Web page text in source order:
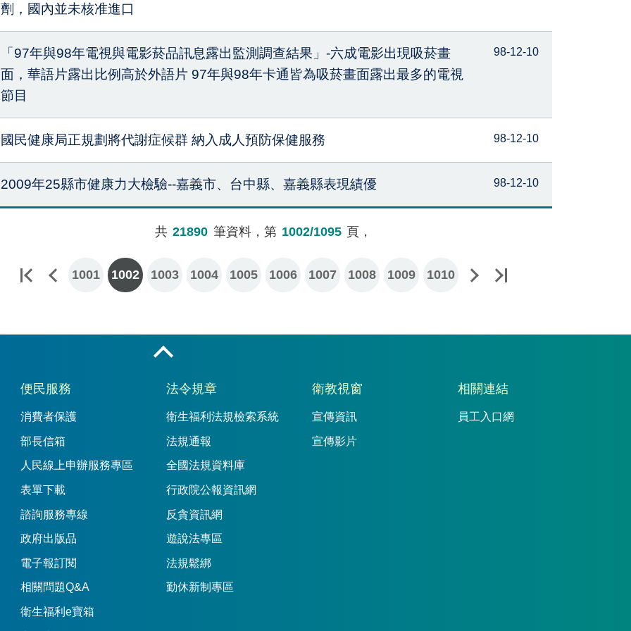
劑，國內並未核准進口
「97年與98年電視與電影菸品訊息露出監測調查結果」-六成電影出現吸菸畫
面，華語片露出比例高於外語片 97年與98年卡通皆為吸菸畫面露出最多的電視
節目
98-12-10
國民健康局正規劃將代謝症候群 納入成人預防保健服務 98-12-10
2009年25縣市健康力大檢驗--嘉義市、台中縣、嘉義縣表現績優 98-12-10
共 21890 筆資料，第 1002/1095 頁，
1001 1002 1003 1004 1005 1006 1007 1008 1009 1010
下一頁最後一頁
便民服務
消費者保護
部長信箱
人民線上申辦服務專區
表單下載
諮詢服務專線
政府出版品
電子報訂閱
相關問題Q&A
衛生福利e寶箱
法令規章
衛生福利法規檢索系統
法規通報
全國法規資料庫
行政院公報資訊網
反貪資訊網
遊說法專區
法規鬆綁
勤休新制專區
衛教視窗
宣傳資訊
宣傳影片
相關連結
員工入口網